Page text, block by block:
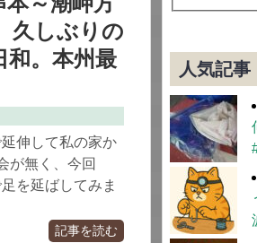
久しぶりの
和。本州最
伸して私の家か
が無く、今回
を延ばしてみま
記事を読む
人気記事